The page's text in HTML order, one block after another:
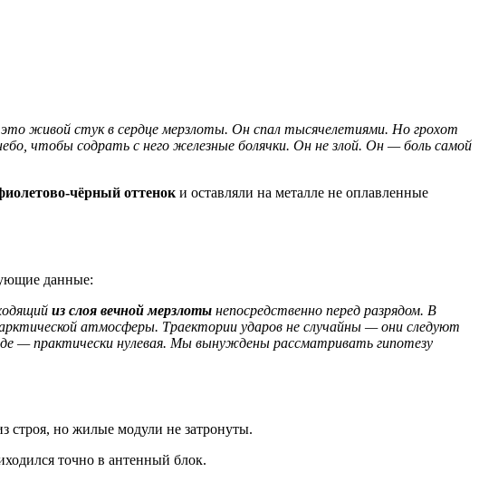
живой стук в сердце мерзлоты. Он спал тысячелетиями. Но грохот
чтобы содрать с него железные болячки. Он не злой. Он — боль самой
чёрный оттенок и оставляли на металле не оплавленные
данные:
из слоя вечной мерзлоты непосредственно перед разрядом. В
атмосферы. Траектории ударов не случайны — они следуют
— практически нулевая. Мы вынуждены рассматривать гипотезу
строя, но жилые модули не затронуты.
точно в антенный блок.